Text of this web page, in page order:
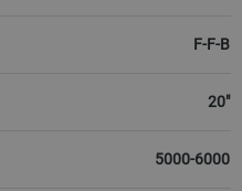
F-F-B
20"
5000-6000